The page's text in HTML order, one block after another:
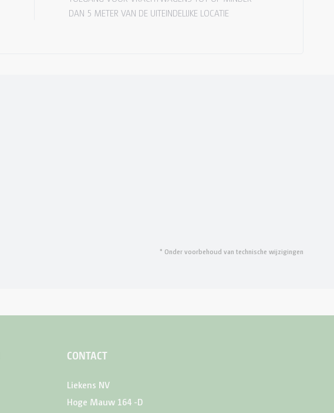
DAN 5 METER VAN DE UITEINDELIJKE LOCATIE
* Onder voorbehoud van technische wijzigingen
CONTACT
Liekens NV
Hoge Mauw 164 -D